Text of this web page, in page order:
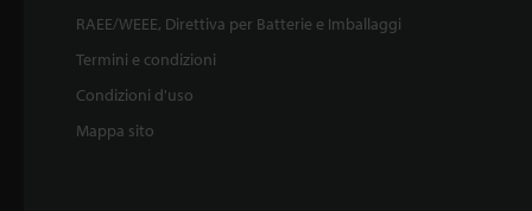
RAEE/WEEE, Direttiva per Batterie e Imballaggi
Termini e condizioni
Condizioni d'uso
Mappa sito